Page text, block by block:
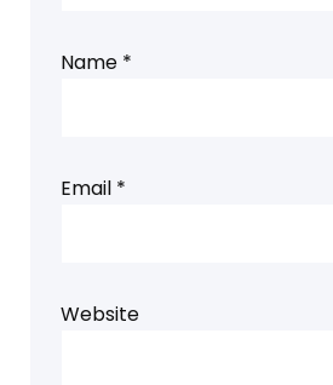
Name *
Email *
Website